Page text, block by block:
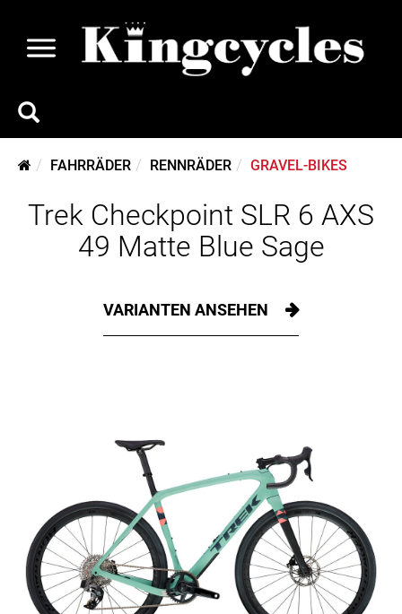
FAHRRÄDER RENNRÄDER GRAVEL-BIKES
Trek Checkpoint SLR 6 AXS
49 Matte Blue Sage
VARIANTEN ANSEHEN